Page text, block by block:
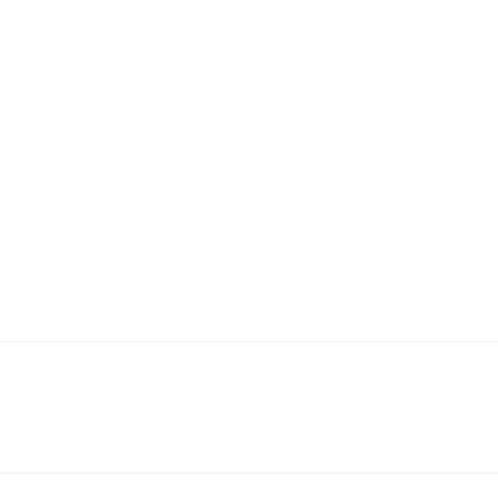
Erhöhtes